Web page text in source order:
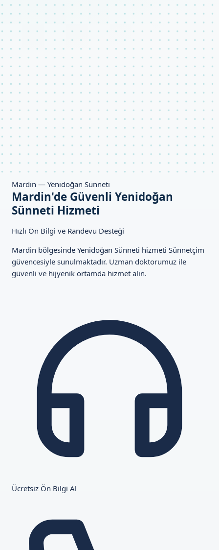
Mardin — Yenidoğan Sünneti
Mardin'de Güvenli Yenidoğan
Sünneti Hizmeti
Hızlı Ön Bilgi ve Randevu Desteği
Mardin bölgesinde Yenidoğan Sünneti hizmeti Sünnetçim
güvencesiyle sunulmaktadır. Uzman doktorumuz ile
güvenli ve hijyenik ortamda hizmet alın.
Ücretsiz Ön Bilgi Al